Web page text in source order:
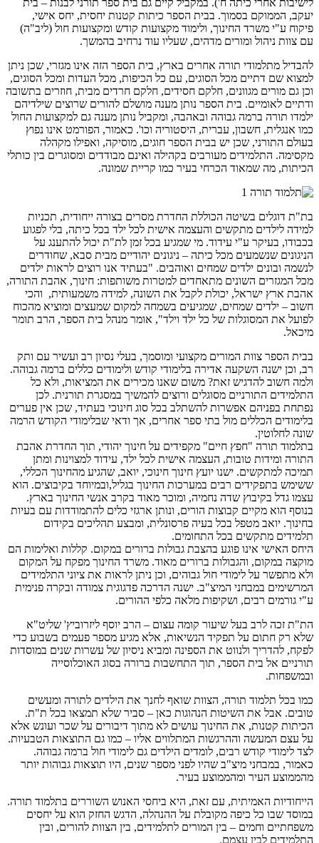
לישיבות אחרי כיתה ח'). במקביל קיים גם בית ספר תורני לבנות – בית
יעקב, הממוקם בסמוך. בבית הספר כיתות קטנות יחסית, יחס אישי,
פיקוח ע"י משרד החינוך, ולימוד מקצועות קודש ומקצועות חול (ליב"ה)
עם צוות ניהול ומורים מדהים, שעליו עוד נרחיב בהמשך.
להבדיל מתלמודי תורה אחרים בארץ, בית הספר הזה אינו מגזרי, שכן ניתן
למצוא שם דתיים מכל הסוגים, עם כל הכיפות, מכל העדות ומכל הסוגים,
וכן גם מורים מגוונים, חלקם חסידים, חלקם חרדים מבית, חוזרים בתשובה
ודתיים לאומיים. בית הספר נותן מענה מושלם להורים שרוצים שילדיהם
ילמדו תורה ברמה גבוהה ובאהבה, ומקביל נותן מענה גם למקצועות החול
כמו אנגלית, חשבון, עברית, היסטוריה וכו'. כאמור, הפורמט אינו נפוץ
בעולם התורני, שכן יש בבית הספר חוגים, מוסיקה, ואפילו מקהלה
מקסימה. התלמידים מעורבים בקהילה ואינם מבודדים ומסוגרים בין כותלי
הכיתות, מה שמאוד הכרחי בעיר כמו קריית שמונה.
בת"ת דוגלים בשיטה הכוללת החדרת מסרים בצורה ייחודית, תכניות
למידה לילדים מתקשים והעצמה אישית לכל ילד בכל כיתה, בלי לפגוע
בכבודו, בעיקר ע"י עידוד. מי שמגיע בכל זמן לת"ת יכול להתענג על
הניגונים שנשמעים מכל כיתה – ניגונים יהודיים מבית סבא, שחודרים
לנשמה ובונים ילדים שמחים ואוהבים. "בעתיד אנו רוצים לראות ילדים
מכל המגזרים השונים מתאחדים למטרות משותפות: חינוך, אהבת התורה,
אהבת ארץ ישראל, יכולת לקבל את השונה, למידה משמעותית, והכי
חשוב – ילדים שמחים, שמגיעים בשמחה למקום שמעצים ומוציא מהכוח
לפועל את המסוגלות של כל ילד וילד", אומר מנהל בית הספר, הרב תומר
מיכאל.
בבית הספר צוות המורים מקצועי ומוסמך, בעלי נסיון רב ועשיר עם ותק
רב, וכן ישנה השקעה אדירה בלימודי קודש ולימודים כללים ברמה גבוהה.
ולמה חשוב להדגיש זאת? משום שאנו מכירים את המציאות, ולא כל
התלמידים התורניים מסוגלים ורוצים להמשיך במסגרת תורנית. לכן
נפתחת בפניהם אפשרות להשתלב בכל סוג חינוכי בעתיד, שכן אין פערים
בלימודים הכללים מול בתי ספר אחרים, אך ודאי שבלימודי הקודש הרמה
שונה לחלוטין.
בתלמוד תורה "חפץ חיים" מקפידים על חינוך יהודי, תוך החדרת אהבת
התורה ומידות טובות, העצמה אישית לכל ילד, עידוד למצוינות ומתן
תמיכה למתקשים. ישנו יועץ חינוך חינוכי, יואב, שהגיע מהחינוך הכללי,
ששימש בתפקידים רבים במערכות החינוך בגליל,ובמיוחד בקיבוצים. הוא
עצמו גדל בקיבוץ שדה נחמיה, ומוכר מאוד בקרב אנשי החינוך בארץ.
בנוסף הוא מקיים קבוצות הורים, ונותן ארגזי כלים להתמודדות עם בעיות
בחינוך. יואב מטפל בכל בעיה פרסונלית, ומבצע תהליכים בקידום
תלמידים מתקשים בכל התחומים.
היחס האישי אינו פוגע בהצבת גבולות ברורים במקום. קללות ואלימות הם
מוקצה במקום, והגבולות ברורים מאוד. משרד החינוך מפקח על המקום
ולא מתפשר על לימודי חול גבוהים, וכן ניתן לראות את ציוני התלמידים
המרשימים במבחני המיצ"ב. ישנה הדרכה פדגוגית צמודה ובקרה פנימית
ע"י גורמים רבים, ושקיפות מלאה כלפי ההורים.
הת"ת זכה לרב בעל שיעור קומה עצום – הרב יוסף ליזרוביץ' שליט"א
שלא רק חתום על תפקיד הנשיאות, אלא מגיע מספר פעמים בשבוע כדי
לפקח, להדריך ולנווט את הספינה ומביא ניסיון של עשרות שנים במוסדות
תורניים אל בית הספר, תוך התחשבות ברורה בסוג האוכלוסייה
ובמשפחות.
כמו בכל תלמוד תורה, הצוות שואף לחנך את הילדים לתורה ומעשים
טובים. אבל את השיטות הנהוגות כאן – סביר שלא תמצאו בכל ת"ת.
הכיתות קטנות, את החינוך עושים לא מתוך דיבורים על שכר ועונש אלא
על עצם המעשה וההרגשות המתלווים אליו – כמו גם התוצאות הטבעיות.
לצד לימודי קודש רבים, לומדים הילדים גם לימודי חול ברמה גבוהה.
כאמור, במבחני מיצ"ב שהיו לפני מספר שנים, היו תוצאות גבוהות יותר
מהממוצע העיר ומהממוצע בעיר.
הייחודיות האמיתית, עם זאת, היא ביחסי האנוש השוררים בתלמוד תורה.
במוסד שבו כל כיפה מקובלת על ההנהלה, הדגש החזק הוא על יחסים
משפחתיים וחמים – בין המורים לתלמידים, בין הצוות להורים, ובין
התלמידים לבין עצמם.